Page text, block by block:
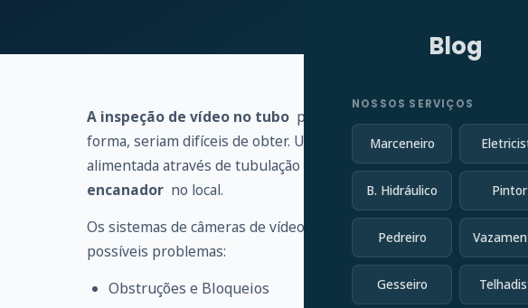
Blog
NOSSOS SERVIÇOS
Marceneiro
B. Hidráulico Pintor
Pedreiro
Gesseiro
A inspeção de vídeo no tubo pode identificar vários problemas
forma, seriam difíceis de obter. Uma haste flexível conectada a
alimentada através de tubulação ou linha de esgoto e fornece
encanador no local.
Os sistemas de câmeras de vídeo no tubo ajudam a identificar
possíveis problemas:
Obstruções e Bloqueios